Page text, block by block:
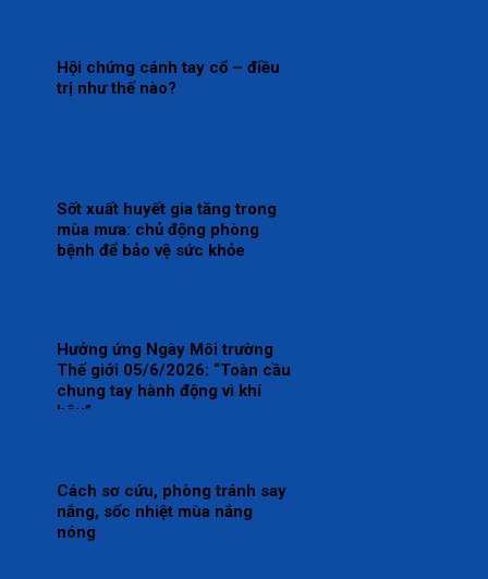
Hội chứng cánh tay cổ – điều
trị như thế nào?
Sốt xuất huyết gia tăng trong
mùa mưa: chủ động phòng
bệnh để bảo vệ sức khỏe
Hưởng ứng Ngày Môi trường
Thế giới 05/6/2026: “Toàn cầu
chung tay hành động vì khí
hậu”
Cách sơ cứu, phòng tránh say
nắng, sốc nhiệt mùa nắng
nóng